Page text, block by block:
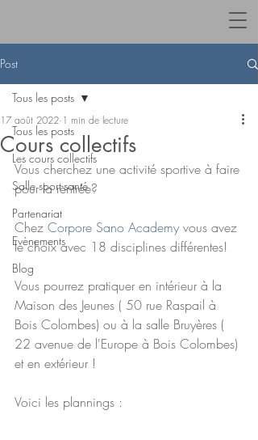
Post
Tous les posts
Les cours collectifs
Salle sport-santé
Partenariat
Evènements
Blog
Tous les posts
Cours collectifs
17 août 2022 1 min de lecture
Vous cherchez une activité sportive à faire
pour la rentrée?
Chez Corpore Sano Academy vous avez
le choix avec 18 disciplines différentes!
Vous pourrez pratiquer en intérieur à la
Maison des Jeunes ( 50 rue Raspail à
Bois Colombes) ou à la salle Bruyères (
22 avenue de l'Europe à Bois Colombes)
et en extérieur !
Voici les plannings :